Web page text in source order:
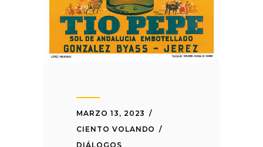
MARZO 13, 2023
CIENTO VOLANDO
DIÁLOGOS